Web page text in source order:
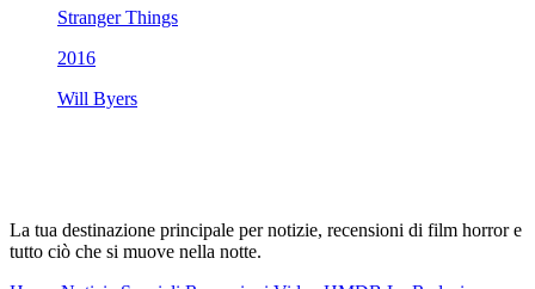
Stranger Things
2016
Will Byers
La tua destinazione principale per notizie, recensioni di film horror e
tutto ciò che si muove nella notte.